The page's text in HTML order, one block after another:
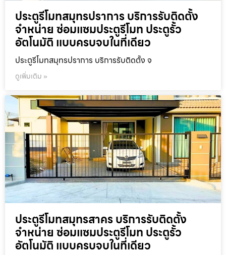
ประตูรีโมทสมุทรปราการ บริการรับติดตั้ง
จำหน่าย ซ่อมแซมประตูรีโมท ประตูรั้ว
อัตโนมัติ แบบครบจบในที่เดียว
ประตูรีโมทสมุทรปราการ บริการรับติดตั้ง จ
ดูเพิ่มเติม »
ประตูรีโมทสมุทรสาคร บริการรับติดตั้ง
จำหน่าย ซ่อมแซมประตูรีโมท ประตูรั้ว
อัตโนมัติ แบบครบจบในที่เดียว